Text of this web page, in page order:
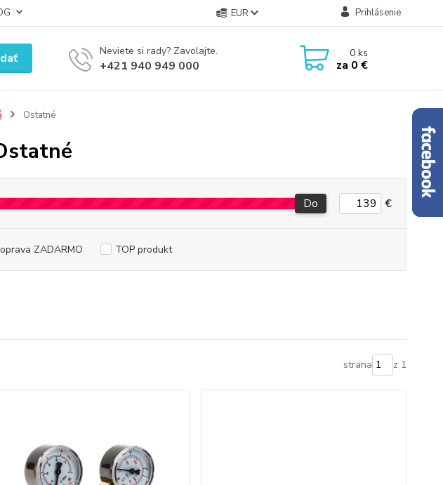
EUR Prihlásenie
Neviete si rady? Zavolajte.
+421 940 949 000
0ks
za 0 €
Ostatné
Do €
ZADARMO TOP produkt
strana z 1